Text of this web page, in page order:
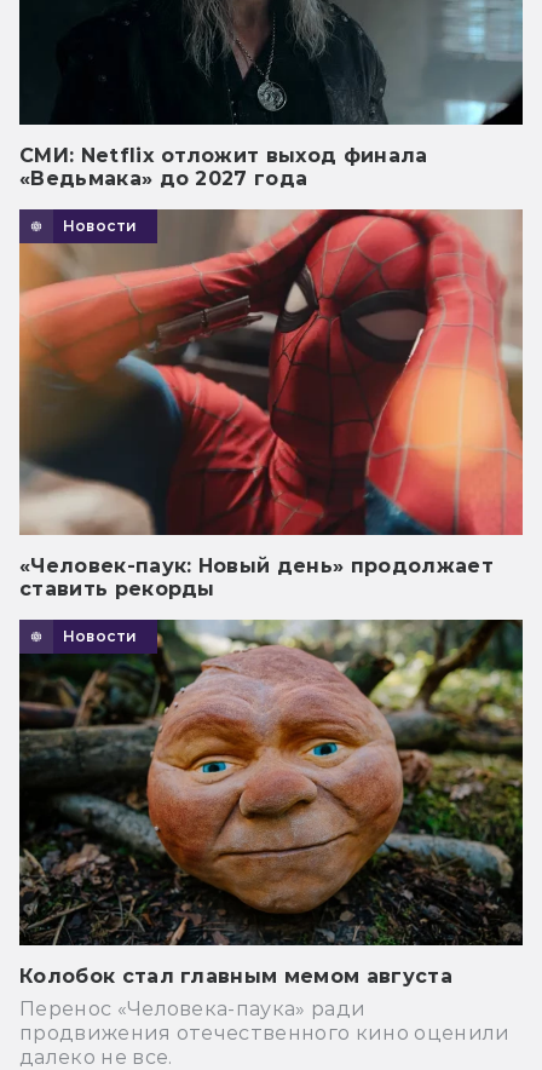
СМИ: Netflix отложит выход финала
«Ведьмака» до 2027 года
Новости
«Человек-паук: Новый день» продолжает
ставить рекорды
Новости
Колобок стал главным мемом августа
Перенос «Человека-паука» ради
продвижения отечественного кино оценили
далеко не все.